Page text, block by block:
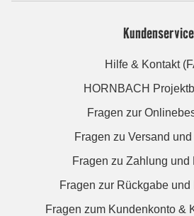
Kundenservice
Hilfe & Kontakt
HORNBACH
Fragen zur
Fragen zu Versand
Fragen zu Zahlung und
Fragen zur Rückgabe
Fragen zum Kundenkonto &